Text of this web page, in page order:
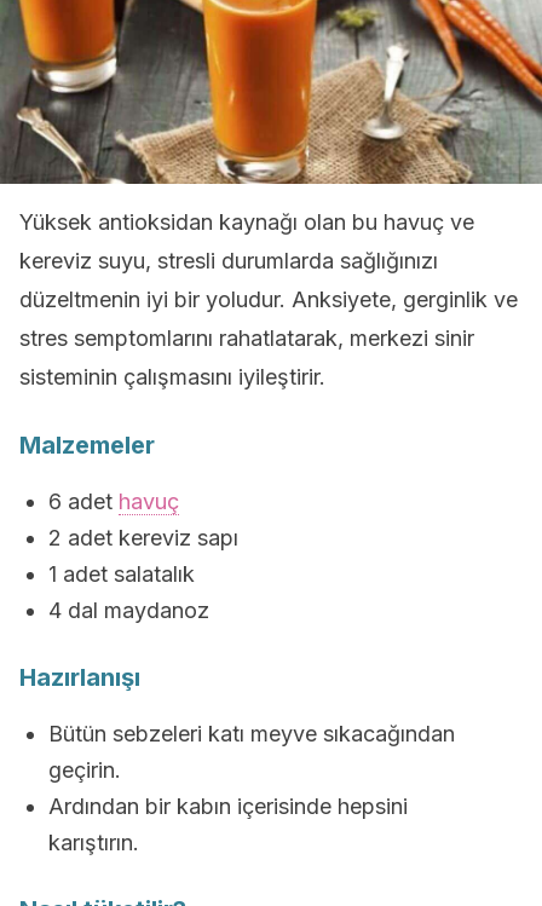
Yüksek antioksidan kaynağı olan bu havuç ve
kereviz suyu, stresli durumlarda sağlığınızı
düzeltmenin iyi bir yoludur. Anksiyete, gerginlik ve
stres semptomlarını rahatlatarak, merkezi sinir
sisteminin çalışmasını iyileştirir.
Malzemeler
6 adet havuç
2 adet kereviz sapı
1 adet salatalık
4 dal maydanoz
Hazırlanışı
Bütün sebzeleri katı meyve sıkacağından
geçirin.
Ardından bir kabın içerisinde hepsini
karıştırın.